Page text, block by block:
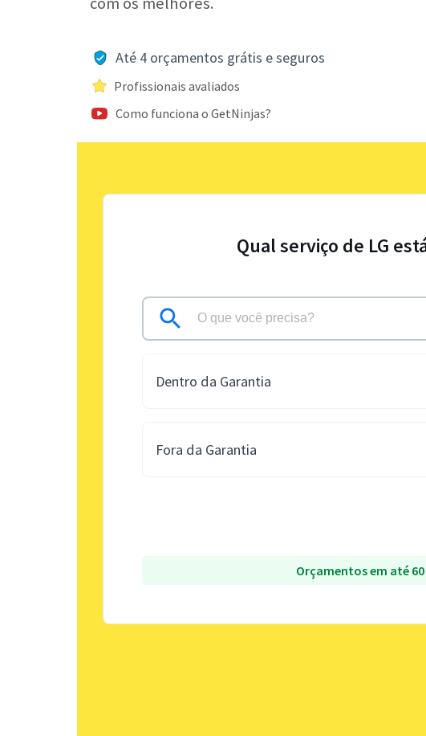
Até 4 orçamentos grátis e seguros
Profissionais avaliados
Como funciona o GetNinjas?
Qual serviço de LG
Dentro da Garantia
Fora da Garantia
Orçamentos em até